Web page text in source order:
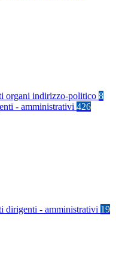
organi indirizzo-politico 8
- amministrativi 426
dirigenti - amministrativi 19